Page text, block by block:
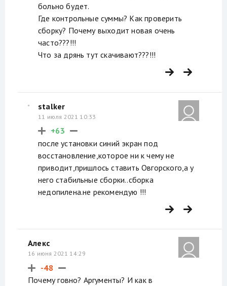
больно будет.
Где контрольные суммы? Как проверить
сборку? Почему выходит новая очень
часто???!!!
Что за дрянь тут скачивают???!!!
stalker
11 июля 2021 10:33
+63
после установки синий экран под
восстановление,которое ни к чему не
приводит,пришлось ставить Овгорского,а у
него стабильные сборки..сборка
недопилена.не рекомендую !!!
Алекс
16 июня 2021 14:29
-48
Почему говно? Аргументы? И как в